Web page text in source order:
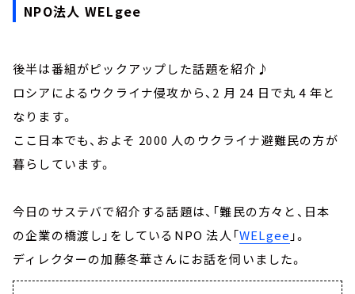
NPO法人 WELgee
後半は番組がピックアップした話題を紹介♪
ロシアによるウクライナ侵攻から、2 月 24 日で丸 4 年と
なります。
ここ日本でも、およそ 2000 人のウクライナ避難民の方が
暮らしています。
今日のサステバで紹介する話題は、「難民の方々と、日本
の企業の橋渡し」をしているNPO 法人「WELgee 」。
ディレクターの加藤冬華さんにお話を伺いました。